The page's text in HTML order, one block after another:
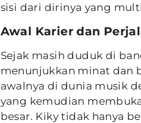
sisi dari dirinya yang
Awal Karier dan
Sejak masih duduk di
menunjukkan minat dan
awalnya di dunia musik
yang kemudian
besar. Kiky tidak hanya